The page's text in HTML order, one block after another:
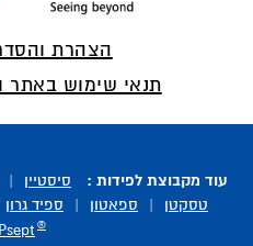
הצהרת
תנאי שימוש באתר
עוד מקבוצת לפידות : סיסטיין
טסקטן
ספאטון ספיד גרון
®